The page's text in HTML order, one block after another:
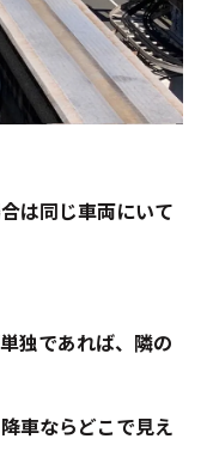
は同じ車両にいて
独であれば、隣の
車ならどこで見え